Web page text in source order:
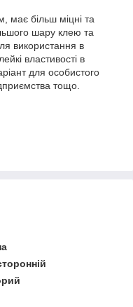
має більш міцні та
шару клею та
використання в
властивості в
для особистого
тощо.